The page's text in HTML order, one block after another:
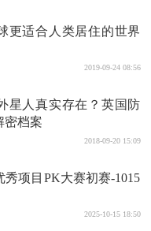
更适合人类居住的世界
2019-09-24 08:56
星人真实存在？英国防
密档案
2018-09-20 15:09
项目PK大赛初赛-1015
2025-10-15 18:50